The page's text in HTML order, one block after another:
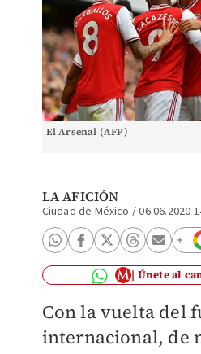
El Arsenal (AFP)
LA AFICIÓN
Ciudad de México /06.06.2020
Únete al
Con la vuelta del
internacional, de